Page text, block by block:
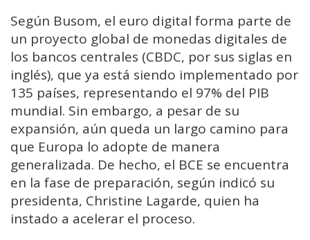
Según Busom, el euro digital forma parte de
un proyecto global de monedas digitales de
los bancos centrales (CBDC, por sus siglas en
inglés), que ya está siendo implementado por
135 países, representando el 97% del PIB
mundial. Sin embargo, a pesar de su
expansión, aún queda un largo camino para
que Europa lo adopte de manera
generalizada. De hecho, el BCE se encuentra
en la fase de preparación, según indicó su
presidenta, Christine Lagarde, quien ha
instado a acelerar el proceso.